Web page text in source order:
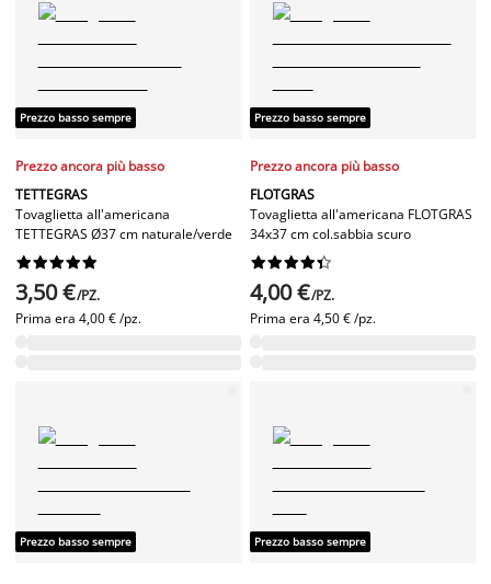
Prezzo basso sempre
Prezzo ancora più basso
TETTEGRAS
Tovaglietta all'americana
TETTEGRAS Ø37 cm naturale/verde






3,50 €/PZ.
Prima era 4,00 € /pz.
Prezzo basso sempre
Prezzo ancora più basso
FLOTGRAS
Tovaglietta all'americana FLOTGRAS
34x37 cm col.sabbia scuro






4,00 €/PZ.
Prima era 4,50 € /pz.
Prezzo basso sempre Prezzo basso sempre